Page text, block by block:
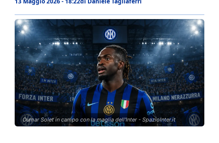
Oumar Solet in campo con la maglia dell'Inter - SpazioInter.it